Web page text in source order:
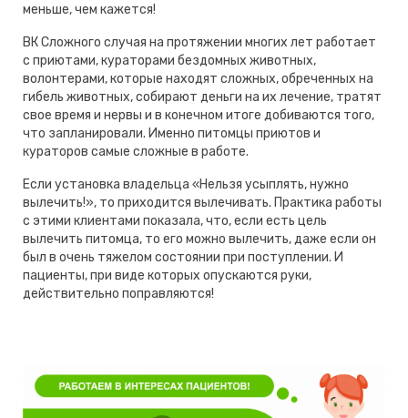
меньше, чем кажется!
ВК Сложного случая на протяжении многих лет работает
с приютами, кураторами бездомных животных,
волонтерами, которые находят сложных, обреченных на
гибель животных, собирают деньги на их лечение, тратят
свое время и нервы и в конечном итоге добиваются того,
что запланировали. Именно питомцы приютов и
кураторов самые сложные в работе.
Если установка владельца «Нельзя усыплять, нужно
вылечить!», то приходится вылечивать. Практика работы
с этими клиентами показала, что, если есть цель
вылечить питомца, то его можно вылечить, даже если он
был в очень тяжелом состоянии при поступлении. И
пациенты, при виде которых опускаются руки,
действительно поправляются!